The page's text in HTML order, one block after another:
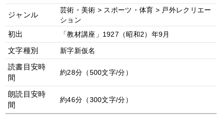
ジャンル
芸術・美術 > スポーツ・体育 > 戸外レクリエー
ション
初出 「教材講座」1927（昭和2）年9月
文字種別 新字新仮名
読書目安時
間
約28分（500文字/分）
朗読目安時
間
約46分（300文字/分）